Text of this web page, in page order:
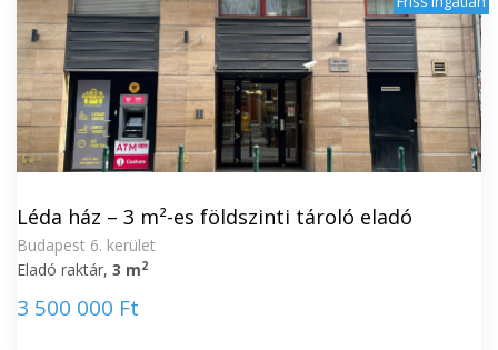
Léda ház – 3 m²-es földszinti tároló eladó
Budapest 6. kerület
Eladó raktár, 3 m2
3 500 000 Ft